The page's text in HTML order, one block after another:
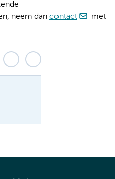
neem dan contact
met